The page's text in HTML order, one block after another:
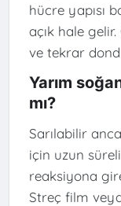
hücre yapısı
açık hale
ve tekrar
Yarım
mı?
Sarılabilir
için uzun
reaksiyona
Streç film